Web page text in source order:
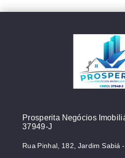
Prosperita Negócios
37949-J
Rua Pinhal, 182, Jardim Sabiá